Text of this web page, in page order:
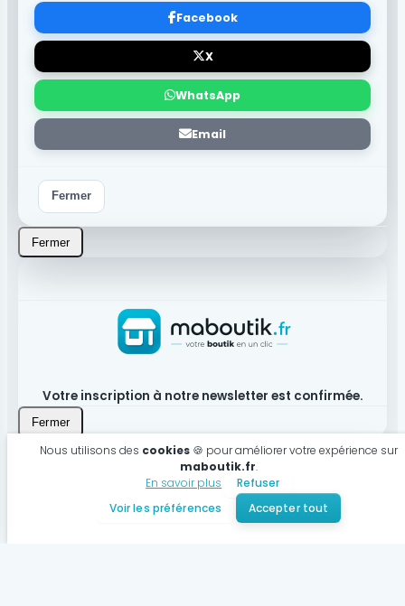
Facebook
X
WhatsApp
Email
Fermer
Fermer
Votre inscription à notre newsletter est confirmée.
Fermer
Produit bien ajouté à votre panier
Continuer mes achats
Nous utilisons des cookies 🍪 pour améliorer votre expérience sur
maboutik.fr.
En savoir plus
Refuser
Voir les préférences
Accepter tout